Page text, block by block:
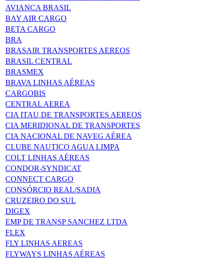
AVIANCA BRASIL
BAY AIR CARGO
BETA CARGO
BRA
BRASAIR TRANSPORTES AEREOS
BRASIL CENTRAL
BRASMEX
BRAVA LINHAS AÉREAS
CARGOBIS
CENTRAL AEREA
CIA ITAU DE TRANSPORTES AEREOS
CIA MERIDIONAL DE TRANSPORTES
CIA NACIONAL DE NAVEG AÉREA
CLUBE NAUTICO AGUA LIMPA
COLT LINHAS AÉREAS
CONDOR-SYNDICAT
CONNECT CARGO
CONSÓRCIO REAL/SADIA
CRUZEIRO DO SUL
DIGEX
EMP DE TRANSP SANCHEZ LTDA
FLEX
FLY LINHAS AEREAS
FLYWAYS LINHAS AÉREAS